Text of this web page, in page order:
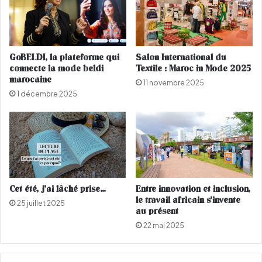
o
r
t
é
a
u
5
m
a
r
s
r
e
z
e
l
n
e
-
u
p
d
u
f
v
GoBELDI, la plateforme qui
connecte la mode beldi
marocaine
1 décembre 2025
Salon International du
Textile : Maroc in Mode 2025
11 novembre 2025
Cet été, j’ai lâché prise…
25 juillet 2025
Entre innovation et inclusion,
le travail africain s’invente
au présent
22 mai 2025